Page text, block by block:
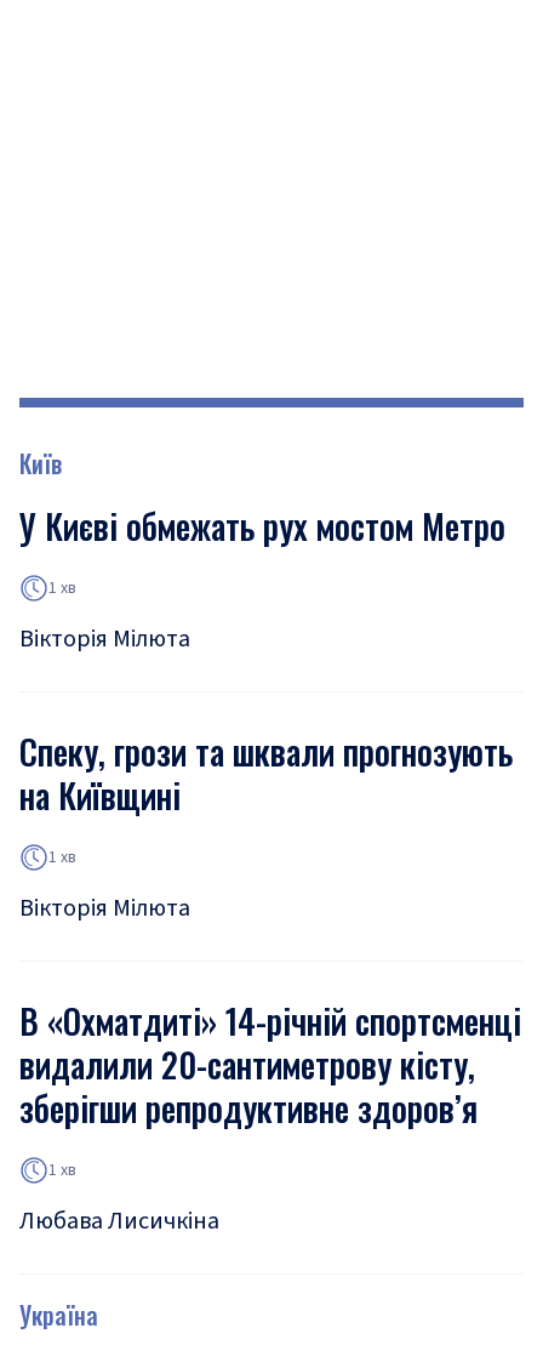
Київ
У Києві обмежать рух мостом Метро
1 хв
Вікторія Мілюта
Спеку, грози та шквали прогнозують
на Київщині
1 хв
Вікторія Мілюта
В «Охматдиті» 14-річній спортсменці
видалили 20-сантиметрову кісту,
зберігши репродуктивне здоров’я
1 хв
Любава Лисичкіна
Україна